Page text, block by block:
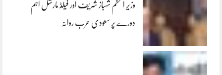
وزیر اعظم شہباز شریف اور فیلڈ مارشل اہم
دورے پر سعودی عرب روانہ